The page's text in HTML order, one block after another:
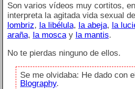
Son varios vídeos muy cortitos,
interpreta la agitada vida sexual
lombriz, la libélula, la abeja, la
araña, la moscay la mantis.
No te pierdas ninguno de ellos.
Se me olvidaba: He dado con
Blography.